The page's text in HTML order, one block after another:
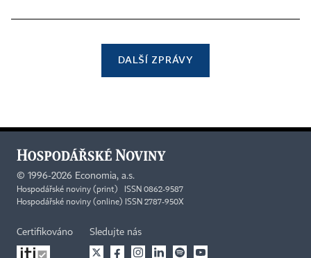
DALŠÍ ZPRÁVY
© 1996-2026 Economia, a.s.
Hospodářské noviny (print) ISSN 0862-9587
Hospodářské noviny (online) ISSN 2787-950X
Certifikováno Sledujte nás